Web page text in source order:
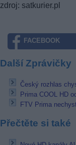
zdroj: satkurier.pl
FACEBOOK
Další Zprávičky
Český rozhlas
Prima COOL HD
FTV Prima
Přečtěte si také